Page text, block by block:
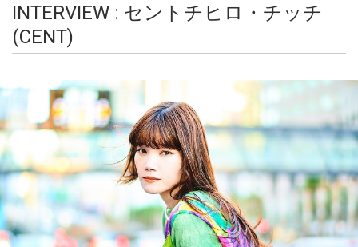
INTERVIEW : セントチヒロ・チッチ
(CENT)